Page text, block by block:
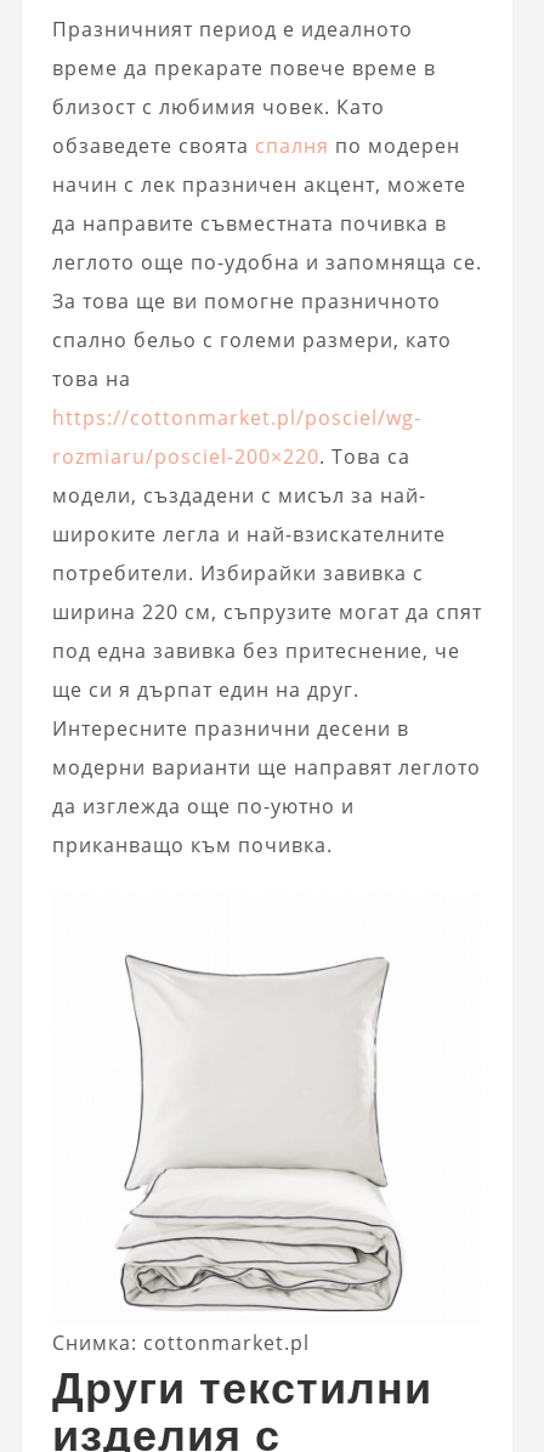
Празничният период е идеалното
време да прекарате повече време в
близост с любимия човек. Като
обзаведете своята спалня по модерен
начин с лек празничен акцент, можете
да направите съвместната почивка в
леглото още по-удобна и запомняща се.
За това ще ви помогне празничното
спално бельо с големи размери, като
това на
https://cottonmarket.pl/posciel/wg-
rozmiaru/posciel-200×220. Това са
модели, създадени с мисъл за най-
широките легла и най-взискателните
потребители. Избирайки завивка с
ширина 220 см, съпрузите могат да спят
под една завивка без притеснение, че
ще си я дърпат един на друг.
Интересните празнични десени в
модерни варианти ще направят леглото
да изглежда още по-уютно и
приканващо към почивка.
Снимка: cottonmarket.pl
Други текстилни
изделия с